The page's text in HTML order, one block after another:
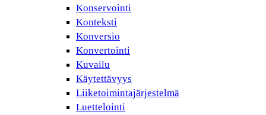
Konservointi
Konteksti
Konversio
Konvertointi
Kuvailu
Käytettävyys
Liiketoimintajärjestelmä
Luettelointi